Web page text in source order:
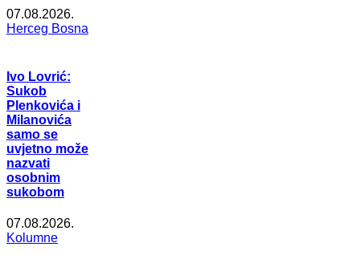
07.08.2026.
Herceg Bosna
Ivo Lovrić:
Sukob
Plenkovića i
Milanovića
samo se
uvjetno može
nazvati
osobnim
sukobom
07.08.2026.
Kolumne